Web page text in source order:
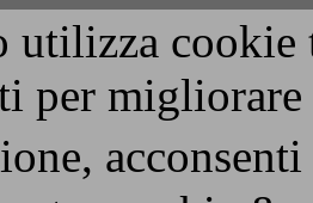
utilizza
per